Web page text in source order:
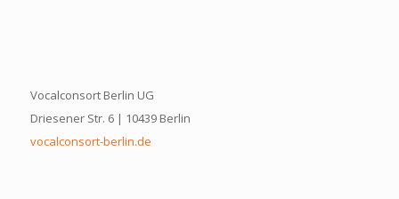
Vocalconsort Berlin UG
Driesener Str. 6 | 10439 Berlin
vocalconsort-berlin.de